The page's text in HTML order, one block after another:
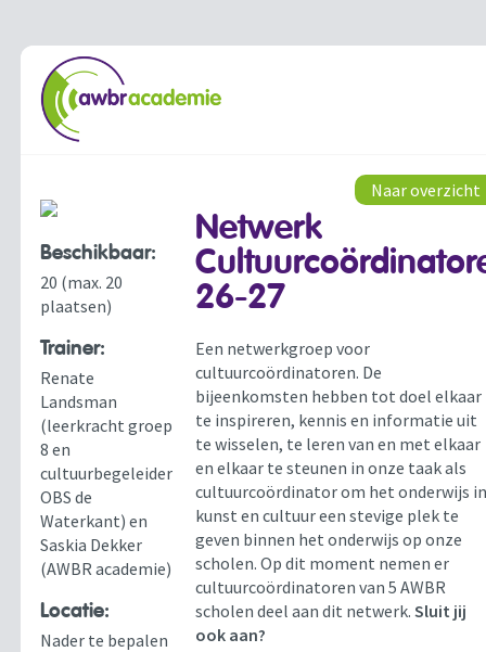
Beschikbaar:
20 (max. 20
plaatsen)
Trainer:
Renate
Landsman
(leerkracht groep
8 en
cultuurbegeleider
OBS de
Waterkant) en
Saskia Dekker
(AWBR academie)
Locatie:
Nader te bepalen
Naar overzicht
Netwerk
26-27
Een netwerkgroep voor
cultuurcoördinatoren. De
bijeenkomsten hebben tot doel elkaar
te inspireren, kennis en informatie uit
te wisselen, te leren van en met elkaar
en elkaar te steunen in onze taak als
cultuurcoördinator om het onderwijs
kunst en cultuur een stevige plek te
geven binnen het onderwijs op onze
scholen. Op dit moment nemen er
cultuurcoördinatoren van 5 AWBR
scholen deel aan dit netwerk.Sluit jij
ook aan?